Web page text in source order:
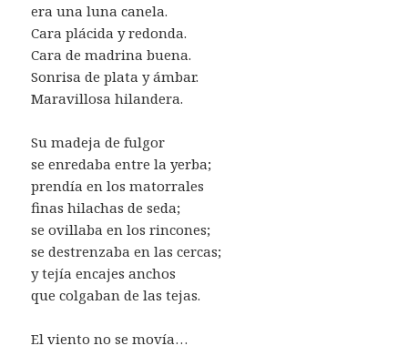
era una luna canela.
Cara plácida y redonda.
Cara de madrina buena.
Sonrisa de plata y ámbar.
Maravillosa hilandera.
Su madeja de fulgor
se enredaba entre la yerba;
prendía en los matorrales
finas hilachas de seda;
se ovillaba en los rincones;
se destrenzaba en las cercas;
y tejía encajes anchos
que colgaban de las tejas.
El viento no se movía…